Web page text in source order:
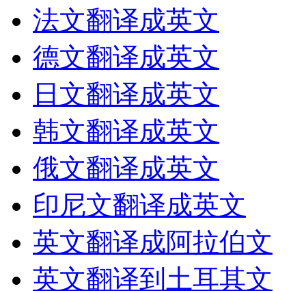
法文翻译成英文
德文翻译成英文
日文翻译成英文
韩文翻译成英文
俄文翻译成英文
印尼文翻译成英文
英文翻译成阿拉伯文
英文翻译到土耳其文